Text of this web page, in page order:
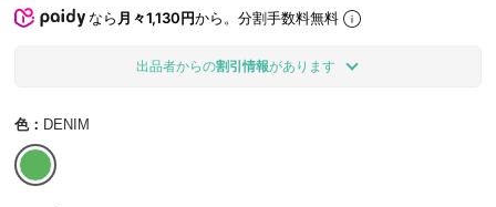
なら月々1,130円から。分割手数料無料
出品者からの割引情報があります
色： DENIM